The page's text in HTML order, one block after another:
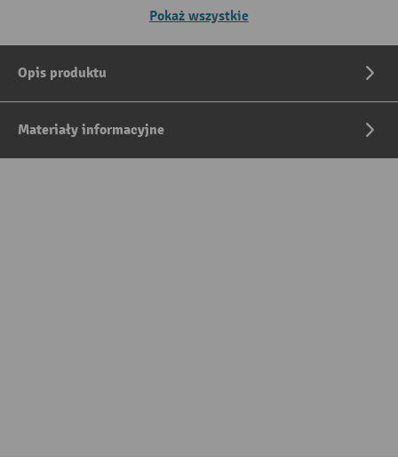
Pokaż wszystkie
Opis produktu
Materiały informacyjne